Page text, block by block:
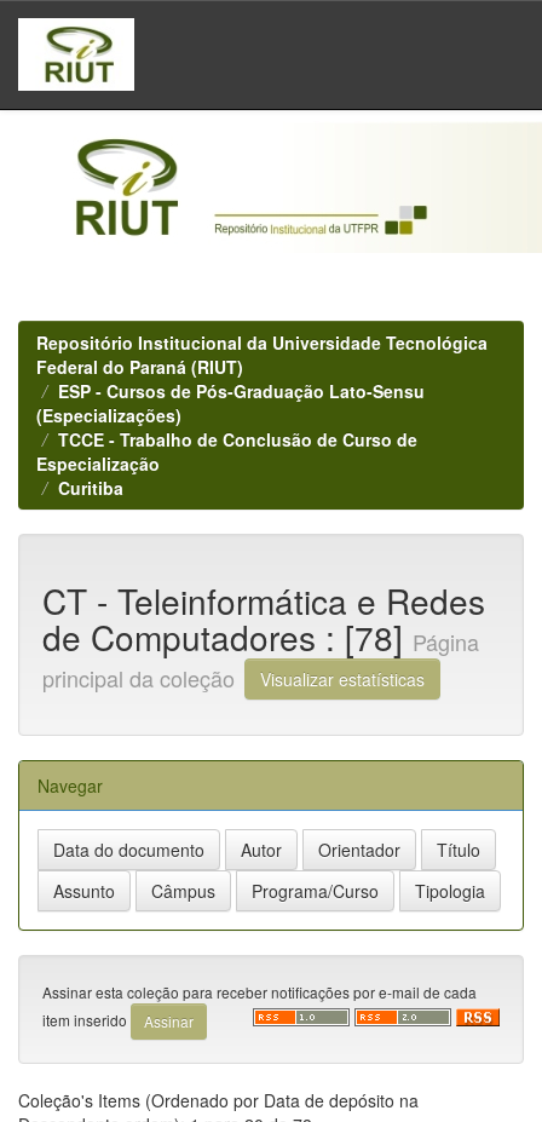
Skip
navigation
Repositório Institucional da Universidade Tecnológica
Federal do Paraná (RIUT)
ESP - Cursos de Pós-Graduação Lato-Sensu
(Especializações)
TCCE - Trabalho de Conclusão de Curso de
Especialização
Curitiba
CT - Teleinformática e Redes
de Computadores : [78] Página
principal da coleção
Visualizar estatísticas
Navegar
Assinar esta coleção para receber notificações por e-mail de cada
item inserido
Coleção's Items (Ordenado por Data de depósito na